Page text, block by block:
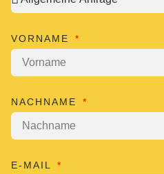
VORNAME
NACHNAME
E-MAIL